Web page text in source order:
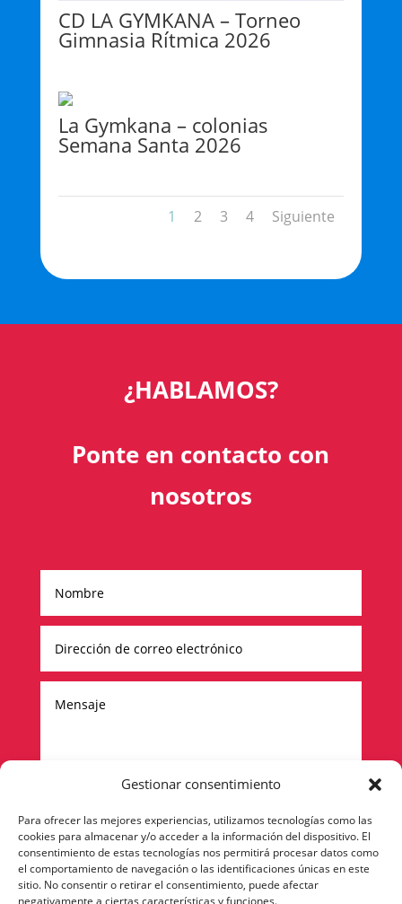
Gestionar consentimiento
Para ofrecer las mejores experiencias, utilizamos tecnologías como las
cookies para almacenar y/o acceder a la información del dispositivo. El
consentimiento de estas tecnologías nos permitirá procesar datos como
el comportamiento de navegación o las identificaciones únicas en este
sitio. No consentir o retirar el consentimiento, puede afectar
negativamente a ciertas características y funciones.
CD LA GYMKANA – Torneo
Gimnasia Rítmica 2026
La Gymkana – colonias
Semana Santa 2026
1 2 3 4 Siguiente
¿HABLAMOS?
Ponte en contacto con
nosotros
1 + 12= Enviar